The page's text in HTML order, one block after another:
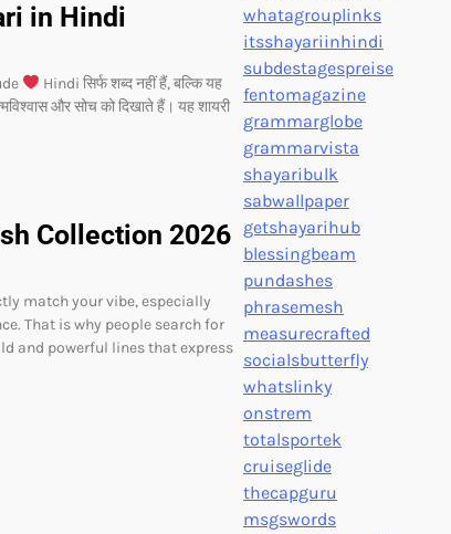
in Hindi
Hindi सिर्फ शब्द नहीं हैं, बल्कि यह
और सोच को दिखाते हैं। यह शायरी
Collection 2026
match your vibe, especially
That is why people search for
and powerful lines that express
whatagrouplinks
itsshayariinhindi
subdestagespreise
fentomagazine
grammarglobe
grammarvista
shayaribulk
sabwallpaper
getshayarihub
blessingbeam
pundashes
phrasemesh
measurecrafted
socialsbutterfly
whatslinky
onstrem
totalsportek
cruiseglide
thecapguru
msgswords